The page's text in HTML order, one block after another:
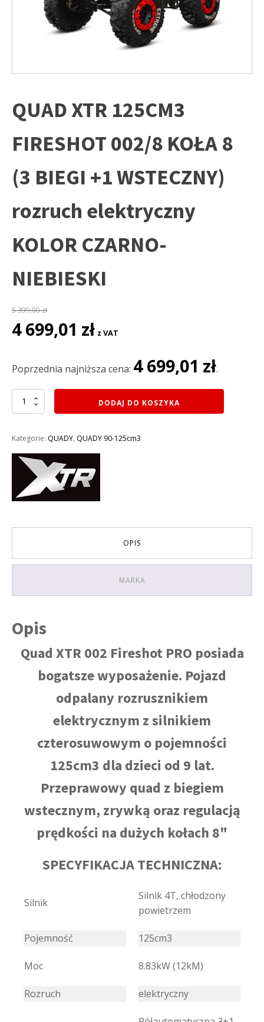
QUAD XTR 125CM3
FIRESHOT 002/8 KOŁA 8
(3 BIEGI +1 WSTECZNY)
rozruch elektryczny
KOLOR CZARNO-
NIEBIESKI
5 399,00zł
Pierwotna
cena
5
4 699,01 zł cena
4
z VAT
Poprzednia najniższa cena: 4 699,01 zł.
ilość
QUAD
FIRESHOT
002/8
KOŁA
BIEGI
KOLOR
CZARNO-
DODAJ DO KOSZYKA
Kategorie: QUADY, QUADY 90-125cm3
OPIS
MARKA
Opis
Quad XTR 002 Fireshot PRO posiada
bogatsze wyposażenie. Pojazd
odpalany rozrusznikiem
elektrycznym z silnikiem
czterosuwowym o pojemności
125cm3 dla dzieci od 9 lat.
Przeprawowy quad z biegiem
wstecznym, zrywką oraz regulacją
prędkości na dużych kołach 8"
SPECYFIKACJA TECHNICZNA:
Silnik
Silnik 4T, chłodzony
powietrzem
Pojemność 125cm3
Moc 8.83kW (12kM)
Rozruch elektryczny